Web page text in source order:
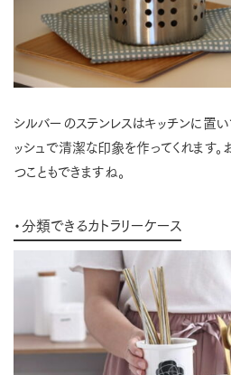
シルバーのステンレスはキッチンに置
ッシュで清潔な印象を作ってくれます
つこともできますね。
・分類できるカトラリーケース